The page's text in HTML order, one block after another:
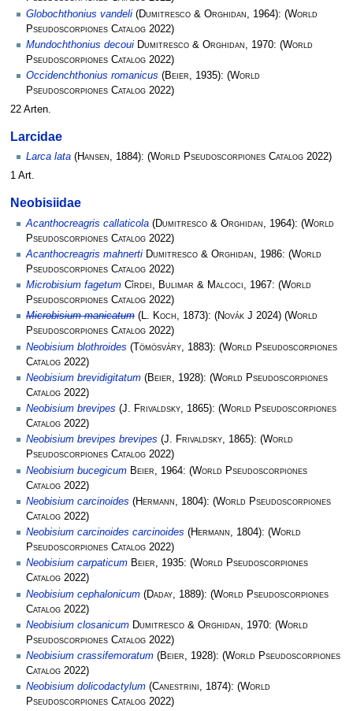
Globochthonius vandeli (Dumitresco & Orghidan , 1964): (World
Pseudoscorpiones Catalog 2022)
Mundochthonius decoui Dumitresco & Orghidan, 1970: (World
Pseudoscorpiones Catalog 2022)
Occidenchthonius romanicus (Beier, 1935): (World
Pseudoscorpiones Catalog 2022)
22 Arten.
Larcidae
Larca lata (Hansen, 1884): (World Pseudoscorpiones Catalog 2022)
1 Art.
Neobisiidae
Acanthocreagris callaticola (Dumitresco & Orghidan , 1964): (World
Pseudoscorpiones Catalog 2022)
Acanthocreagris mahnerti Dumitresco & Orghidan , 1986: (World
Pseudoscorpiones Catalog 2022)
Microbisium fagetum Cîrdei, Bulimar & Malcoci, 1967: (World
Pseudoscorpiones Catalog 2022)
Microbisium manicatum (L. Koch, 1873): (Novák J 2024) (World
Pseudoscorpiones Catalog 2022)
Neobisium blothroides (Tömösváry , 1883): (World Pseudoscorpiones
Catalog 2022)
Neobisium brevidigitatum (Beier, 1928): (World Pseudoscorpiones
Catalog 2022)
Neobisium brevipes (J. Frivaldsky, 1865): (World Pseudoscorpiones
Catalog 2022)
Neobisium brevipes brevipes (J. Frivaldsky, 1865): (World
Pseudoscorpiones Catalog 2022)
Neobisium bucegicum Beier , 1964: (World Pseudoscorpiones
Catalog 2022)
Neobisium carcinoides (Hermann, 1804): (World Pseudoscorpiones
Catalog 2022)
Neobisium carcinoides carcinoides (Hermann, 1804): (World
Pseudoscorpiones Catalog 2022)
Neobisium carpaticum Beier, 1935: (World Pseudoscorpiones
Catalog 2022)
Neobisium cephalonicum (Daday , 1889): (World Pseudoscorpiones
Catalog 2022)
Neobisium closanicum Dumitresco & Orghidan, 1970: (World
Pseudoscorpiones Catalog 2022)
Neobisium crassifemoratum (Beier, 1928): (World Pseudoscorpiones
Catalog 2022)
Neobisium dolicodactylum (Canestrini, 1874): (World
Pseudoscorpiones Catalog 2022)